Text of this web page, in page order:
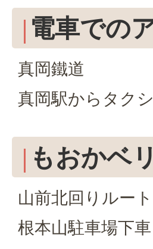
電車での
真岡鐵道
真岡駅からタク
もおかベ
山前北回りルー
根本山駐車場下車